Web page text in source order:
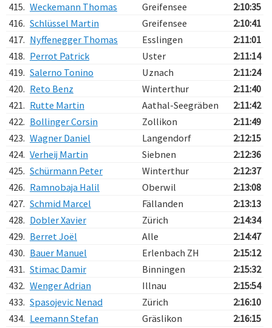
415. Weckemann Thomas Greifensee
2:10:35
416. Schlüssel Martin Greifensee
2:10:41
417. Nyffenegger Thomas Esslingen
2:11:01
418. Perrot Patrick Uster
2:11:14
419. Salerno Tonino Uznach
2:11:24
420. Reto Benz Winterthur
2:11:40
421. Rutte Martin Aathal-Seegräben
2:11:42
422. Bollinger Corsin Zollikon
2:11:49
423. Wagner Daniel Langendorf
2:12:15
424. Verheij Martin Siebnen
2:12:36
425. Schürmann Peter Winterthur
2:12:37
426. Ramnobaja Halil Oberwil
2:13:08
427. Schmid Marcel Fällanden
2:13:13
428. Dobler Xavier Zürich
2:14:34
429. Berret Joël Alle
2:14:47
430. Bauer Manuel Erlenbach ZH
2:15:12
431. Stimac Damir Binningen
2:15:32
432. Wenger Adrian Illnau
2:15:54
433. Spasojevic Nenad Zürich
2:16:10
434. Leemann Stefan Gräslikon
2:16:15